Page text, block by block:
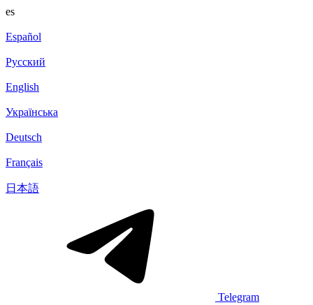
es
Español
Русский
English
Українська
Deutsch
Français
日本語
Telegram